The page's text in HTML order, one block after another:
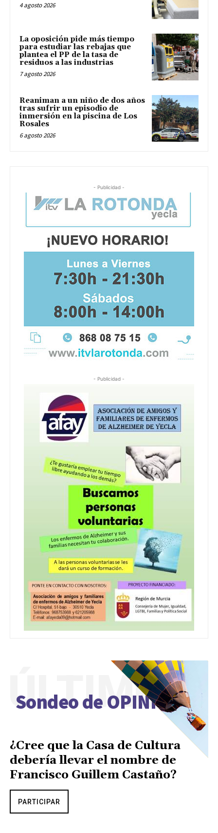
4 agosto 2026
La oposición pide más tiempo
para estudiar las rebajas que
plantea el PP de la tasa de
residuos a las industrias
7 agosto 2026
Reaniman a un niño de dos años
tras sufrir un episodio de
inmersión en la piscina de Los
Rosales
6 agosto 2026
- Publicidad -
- Publicidad -
Sondeo de OPINIÓN
ÚLTIMO
¿Cree que la Casa de Cultura
debería llevar el nombre de
Francisco Guillem Castaño?
PARTICIPAR